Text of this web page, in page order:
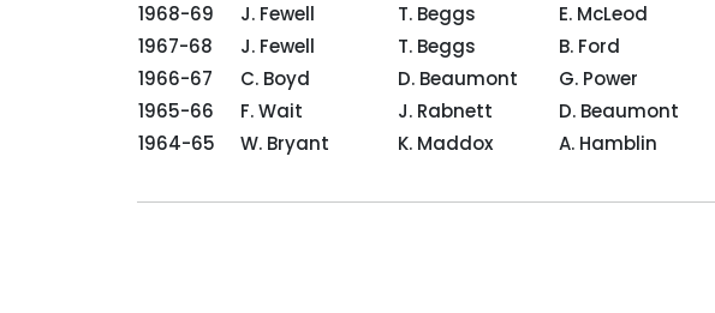
1968-69
J. Fewell T. Beggs E. McLeod
1967-68
J. Fewell T. Beggs B. Ford
1966-67
C. Boyd D. Beaumont G. Power
1965-66
F. Wait J. Rabnett D. Beaumont
1964-65
W. Bryant K. Maddox A. Hamblin